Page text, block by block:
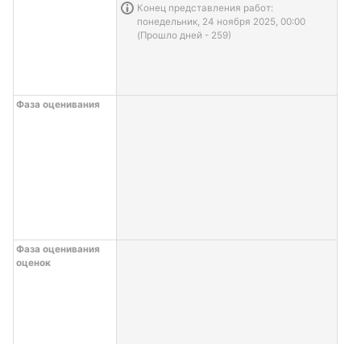
Информация о задаче
Конец представления работ:
понедельник, 24 ноября 2025, 00:00
(Прошло дней - 259)
Фаза оценивания
Фаза оценивания
оценок